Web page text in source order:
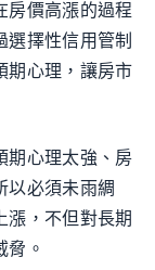
房價高漲的過程
選擇性信用管制
期心理，讓房市
期心理太強、房
以必須未雨綢
漲，不但對長期
脅。